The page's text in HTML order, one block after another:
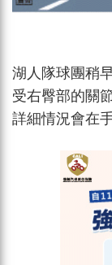
湖人隊球團稍
受右臀部的關
詳細情況會在